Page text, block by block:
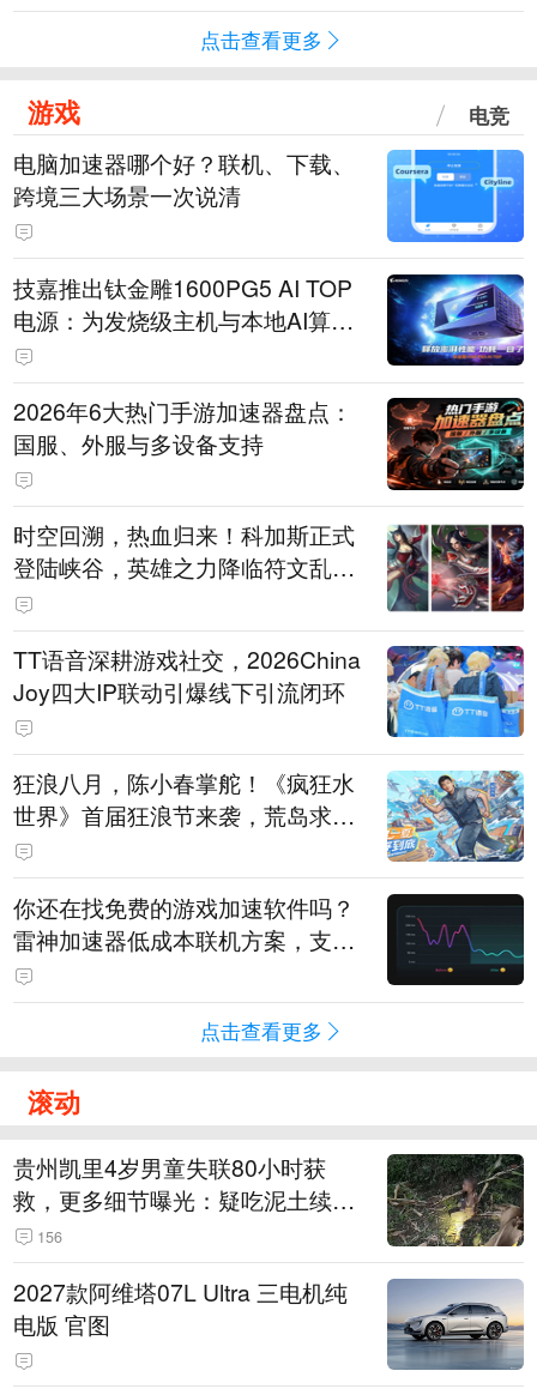
点击查看更多
游戏 电竞
电脑加速器哪个好？联机、下载、
跨境三大场景一次说清
技嘉推出钛金雕1600PG5 AI TOP
电源：为发烧级主机与本地AI算力
打造旗舰供电方案
2026年6大热门手游加速器盘点：
国服、外服与多设备支持
时空回溯，热血归来！科加斯正式
登陆峡谷，英雄之力降临符文乱
斗！
TT语音深耕游戏社交，2026China
Joy四大IP联动引爆线下引流闭环
狂浪八月，陈小春掌舵！《疯狂水
世界》首届狂浪节来袭，荒岛求生
直播即将开启
你还在找免费的游戏加速软件吗？
雷神加速器低成本联机方案，支持
免费试用
点击查看更多
滚动
贵州凯里4岁男童失联80小时获
救，更多细节曝光：疑吃泥土续
命，搜救至20米附近错过多找3天
156
2027款阿维塔07L Ultra 三电机纯
电版 官图